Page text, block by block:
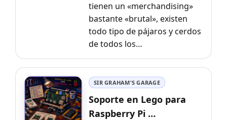
tienen un «merchandising»
bastante «brutal», existen
todo tipo de pájaros y cerdos
de todos los…
SIR GRAHAM'S GARAGE
Soporte en Lego para
Raspberry Pi …